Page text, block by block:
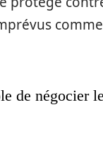
de négocier